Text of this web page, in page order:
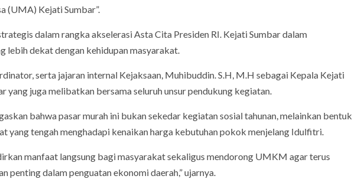
(UMA) Kejati Sumbar”.
dalam rangka akselerasi Asta Cita Presiden RI. Kejati Sumbar dalam
lebih dekat dengan kehidupan masyarakat.
serta jajaran internal Kejaksaan, Muhibuddin. S.H, M.H sebagai Kepala Kejati
yang juga melibatkan bersama seluruh unsur pendukung kegiatan.
bahwa pasar murah ini bukan sekedar kegiatan sosial tahunan, melainkan bentuk
yang tengah menghadapi kenaikan harga kebutuhan pokok menjelang Idulfitri.
manfaat langsung bagi masyarakat sekaligus mendorong UMKM agar terus
penting dalam penguatan ekonomi daerah,” ujarnya.